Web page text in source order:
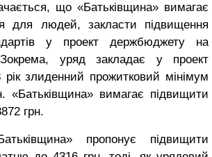
що «Батьківщина» вимагає
для людей, закласти підвищення
у проект держбюджету на
уряд закладає у проект
злиденний прожитковий мінімум
«Батьківщина» вимагає підвищити
грн.
пропонує підвищити